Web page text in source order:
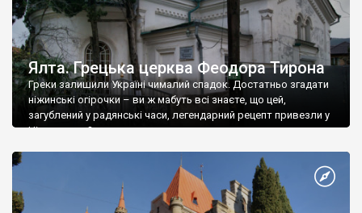
Ялта. Грецька церква Феодора Тирона
Греки залишили Україні чималий спадок. Достатньо згадати
ніжинські огірочки – ви ж мабуть всі знаєте, що цей,
загублений у радянські часи, легендарний рецепт привезли у
Ніжин греки?